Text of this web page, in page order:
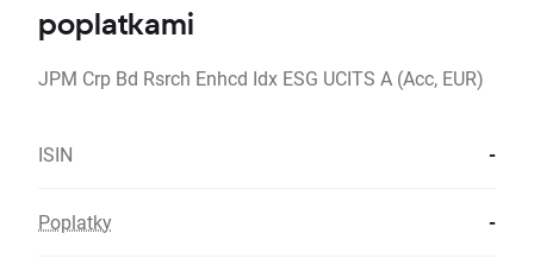
poplatkami
JPM Crp Bd Rsrch Enhcd Idx ESG UCITS A (Acc, EUR)
ISIN -
Poplatky -